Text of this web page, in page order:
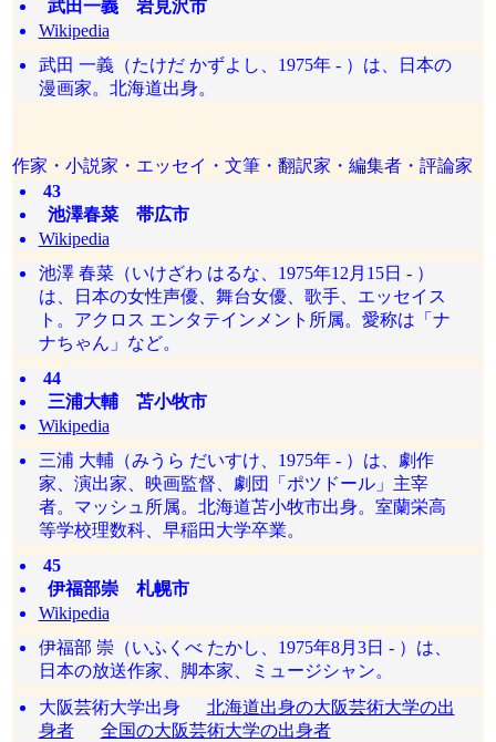
武田一義 岩見沢市
Wikipedia
武田 一義（たけだ かずよし、1975年 - ）は、日本の
漫画家。北海道出身。
作家・小説家・エッセイ・文筆・翻訳家・編集者・評論家
43
池澤春菜 帯広市
Wikipedia
池澤 春菜（いけざわ はるな、1975年12月15日 - ）
は、日本の女性声優、舞台女優、歌手、エッセイス
ト。アクロス エンタテインメント所属。愛称は「ナ
ナちゃん」など。
44
三浦大輔 苫小牧市
Wikipedia
三浦 大輔（みうら だいすけ、1975年 - ）は、劇作
家、演出家、映画監督、劇団「ポツドール」主宰
者。マッシュ所属。北海道苫小牧市出身。室蘭栄高
等学校理数科、早稲田大学卒業。
45
伊福部崇 札幌市
Wikipedia
伊福部 崇（いふくべ たかし、1975年8月3日 - ）は、
日本の放送作家、脚本家、ミュージシャン。
大阪芸術大学出身 北海道出身の大阪芸術大学の出
身者
全国の大阪芸術大学の出身者